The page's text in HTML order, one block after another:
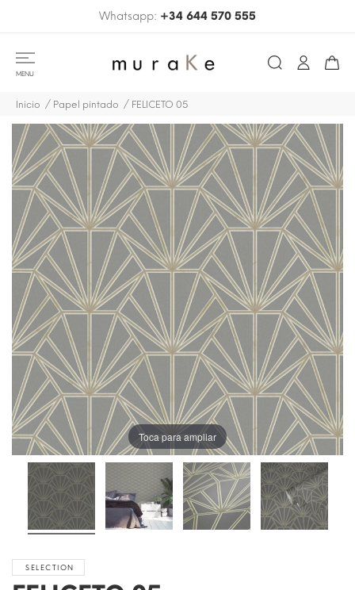
Whatsapp: +34 644 570 555
MENU
Inicio Papel pintado FELICETO 05
Toca para ampliar
SELECTION